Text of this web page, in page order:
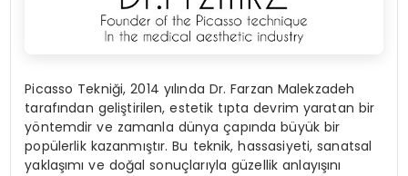
Picasso Tekniği, 2014 yılında Dr. Farzan Malekzadeh
tarafından geliştirilen, estetik tıpta devrim yaratan bir
yöntemdir ve zamanla dünya çapında büyük bir
popülerlik kazanmıştır. Bu teknik, hassasiyeti, sanatsal
yaklaşımı ve doğal sonuçlarıyla güzellik anlayışını